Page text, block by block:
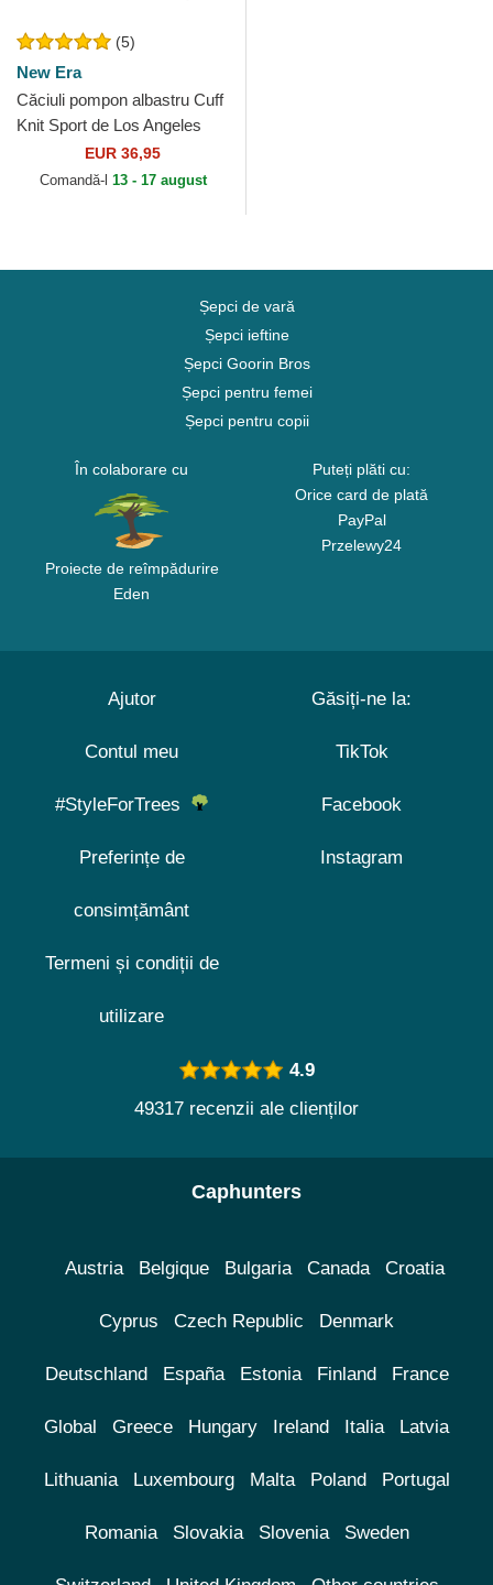
(5)
New Era
Căciuli pompon albastru Cuff
Knit Sport de Los Angeles
Dodgers MLB de New Era
EUR 36,95
Comandă-l 13 - 17 august
Șepci de vară
Șepci ieftine
Șepci Goorin Bros
Șepci pentru femei
Șepci pentru copii
În colaborare cu
Proiecte de reîmpădurire
Eden
Puteți plăti cu:
Orice card de plată
PayPal
Przelewy24
Ajutor
Contul meu
#StyleForTrees
Preferințe de
consimțământ
Termeni și condiții de
utilizare
Găsiți-ne la:
TikTok
Facebook
Instagram
4.9
49317 recenzii ale clienților
Caphunters
Austria Belgique Bulgaria Canada Croatia
Cyprus Czech Republic Denmark
Deutschland España Estonia Finland France
Global Greece Hungary Ireland Italia Latvia
Lithuania Luxembourg Malta Poland Portugal
Romania Slovakia Slovenia Sweden